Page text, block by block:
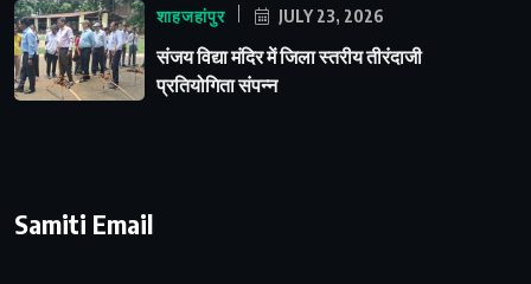
शाहजहांपुर JULY 23, 2026
संजय विद्या मंदिर में जिला स्तरीय तीरंदाजी
प्रतियोगिता संपन्न
Samiti Email